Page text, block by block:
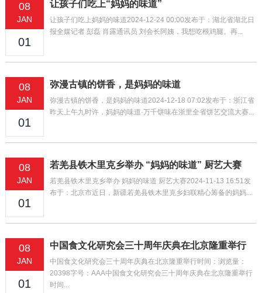
08
JAN
01
让孩子们吃上“妈妈的味道”
让孩子们吃上妈妈的味道2024-12-24 00:00发布于：湖北省湖北日
报全媒记者 彭磊 肖露通讯员 刘会长阿姨，我想吃根鸡腿。再...
08
JAN
01
弥漫古镇的饼香，是妈妈的味道
弥漫古镇的饼香，是妈妈的味道2024-12-18 07:02发布于：浙江省
昨天上午九时许，妈妈的味道·万千饼味在浙里全省饼艺交流大赛...
08
JAN
01
若羌县铁木里克乡举办 “妈妈的味道” 厨艺大赛
若羌县铁木里克乡举办 妈妈的味道 厨艺大赛2024-11-13 16:51发
布于：北京市近日，新疆若羌县铁木里克乡妇联精心筹备的妈妈...
08
JAN
01
中国食文化研究会三十周年庆典在北京隆重举行
中国食文化研究会三十周年庆典在北京隆重举行时间：浏览量：
20398字号：AAA中国食文化研究会三十周年庆典在北京隆重举行
时间...